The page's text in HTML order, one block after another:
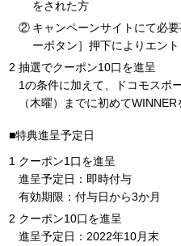
をされた方
キャンペーンサイトにて必
ーボタン］押下によりエン
抽選でクーポン10口を進呈
1の条件に加えて、ドコモスポ
（木曜）までに初めて
■特典進呈予定日
クーポン1口を進呈
進呈予定日：即時付与
有効期限：付与日から3か月
クーポン10口を進呈
進呈予定日：2022年10月末